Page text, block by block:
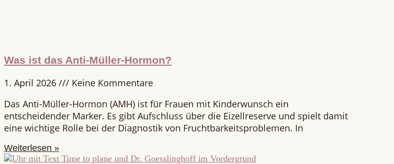
Was ist das Anti-Müller-Hormon?
1. April 2026
Keine Kommentare
Das Anti-Müller-Hormon (AMH) ist für Frauen mit Kinderwunsch ein
entscheidender Marker. Es gibt Aufschluss über die Eizellreserve und spielt damit
eine wichtige Rolle bei der Diagnostik von Fruchtbarkeitsproblemen. In
Weiterlesen »